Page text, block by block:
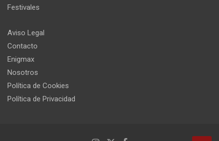
Festivales
Aviso Legal
Contacto
Enigmax
Nosotros
Política de Cookies
Política de Privacidad